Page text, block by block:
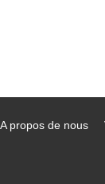
A propos de nous